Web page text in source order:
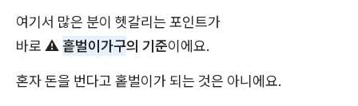
여기서 많은 분이 헷갈리는 포인트가
바로 ⚠️홑벌이가구의 기준이에요.
혼자 돈을 번다고 홑벌이가 되는 것은 아니에요.